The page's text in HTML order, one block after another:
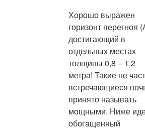
Хорошо выражен
горизонт перегноя
достигающий в
отдельных местах
толщины 0,8 – 1,2
метра! Такие не
встречающиеся
принято называть
мощными. Ниже
обогащенный